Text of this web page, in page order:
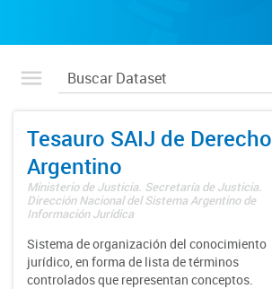
Tesauro SAIJ de Derecho
Argentino
Ministerio de Justicia. Secretaría de Justicia.
Dirección Nacional del Sistema Argentino de
Información Jurídica
Sistema de organización del conocimiento
jurídico, en forma de lista de términos
controlados que representan conceptos.